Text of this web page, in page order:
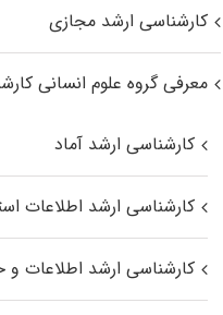
کارشناسی ارشد مجازی
معرفی گروه علوم انسانی
کارشناسی ارشد آماد
کارشناسی ارشد اطلاعات
کارشناسی ارشد اطلاعات